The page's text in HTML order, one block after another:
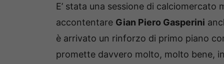
E’ stata una sessione di calciomercato
accontentare Gian Piero Gasperini
è arrivato un rinforzo di primo piano
promette davvero molto, molto bene,